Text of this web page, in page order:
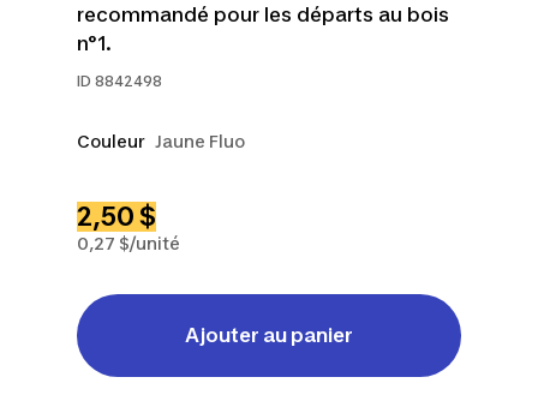
recommandé pour les départs au bois
n°1.
ID 8842498
Couleur Jaune Fluo
2,50 $
0,27 $/unité
Ajouter au panier